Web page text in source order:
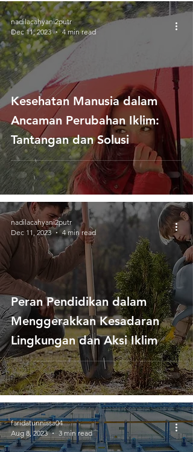
Kesehatan Manusia dalam
Ancaman Perubahan Iklim:
Tantangan dan Solusi
nadilacahyani2putr
Dec 11, 2023
4 min read
Peran Pendidikan dalam
Menggerakkan Kesadaran
Lingkungan dan Aksi Iklim
nadilacahyani2putr
Dec 11, 2023
4 min read
faridatunnissa04
Aug 8, 2023
3 min read